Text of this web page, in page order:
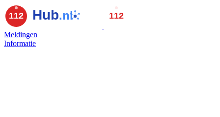
Meldingen
Informatie